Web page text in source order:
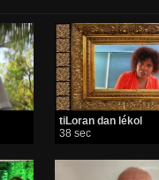
tiLoran dan lékol
38 sec